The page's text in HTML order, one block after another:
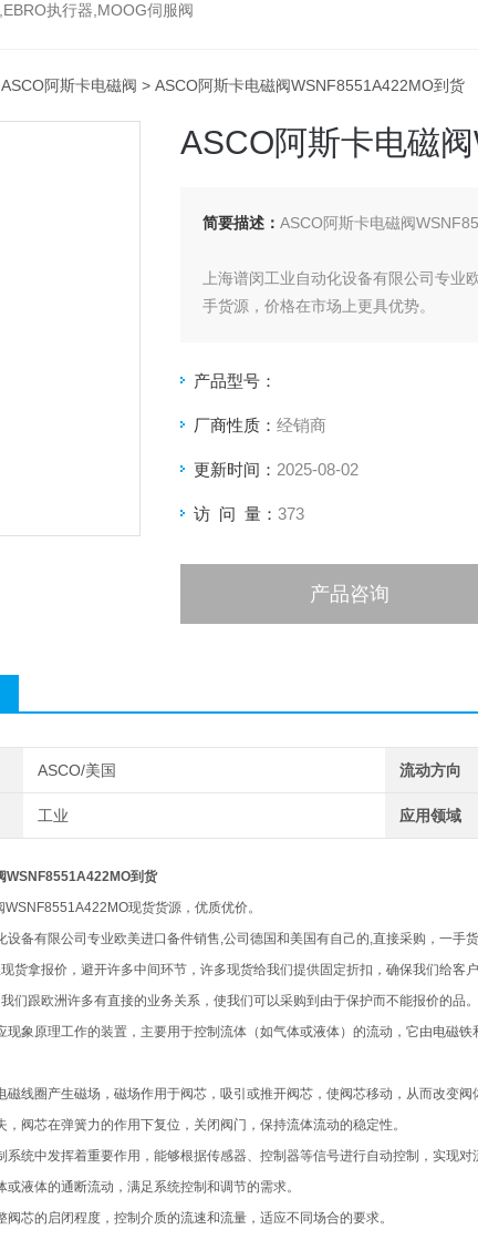
执行器,MOOG伺服阀
ASCO阿斯卡电磁阀 > ASCO阿斯卡电磁阀WSNF8551A422MO到货
ASCO阿斯卡电磁
简要描述： ASCO阿斯卡电磁阀
上海谱闵工业自动化设备有限公司专
手货源，价格在市场上更具优势。
客户惠的价格。
品。
产品型号：
厂商性质： 经销商
更新时间： 2025-08-02
访 问 量： 373
产品咨询
ASCO/美国 流动方向
工业 应用领域
WSNF8551A422MO到货
现货货源，优质优价。
设备有限公司专业欧美进口备件销售,公司德国和美国有自己的,直接采购，一手
货拿报价，避开许多中间环节，许多现货给我们提供固定折扣，确保我们给客户
们跟欧洲许多有直接的业务关系，使我们可以采购到由于保护而不能报价的品。
现象原理工作的装置，主要用于控制流体（如气体或液体）的流动，它由电磁
磁线圈产生磁场，磁场作用于阀芯，吸引或推开阀芯，使阀芯移动，从而改变阀
，阀芯在弹簧力的作用下复位，关闭阀门，保持流体流动的稳定性。
系统中发挥着重要作用，能够根据传感器、控制器等信号进行自动控制，实现
或液体的通断流动，满足系统控制和调节的需求。
阀芯的启闭程度，控制介质的流速和流量，适应不同场合的要求。